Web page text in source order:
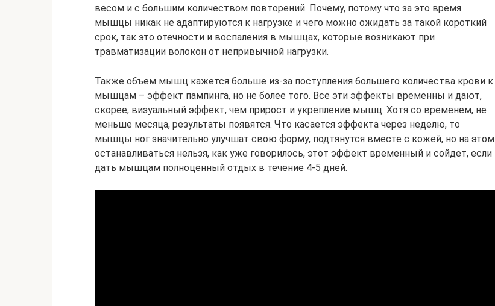
весом и с большим количеством повторений. Почему, потому что за это время
мышцы никак не адаптируются к нагрузке и чего можно ожидать за такой короткий
срок, так это отечности и воспаления в мышцах, которые возникают при
травматизации волокон от непривычной нагрузки.
Также объем мышц кажется больше из-за поступления большего количества крови к
мышцам – эффект пампинга, но не более того. Все эти эффекты временны и дают,
скорее, визуальный эффект, чем прирост и укрепление мышц. Хотя со временем, не
меньше месяца, результаты появятся. Что касается эффекта через неделю, то
мышцы ног значительно улучшат свою форму, подтянутся вместе с кожей, но на этом
останавливаться нельзя, как уже говорилось, этот эффект временный и сойдет, если
дать мышцам полноценный отдых в течение 4-5 дней.